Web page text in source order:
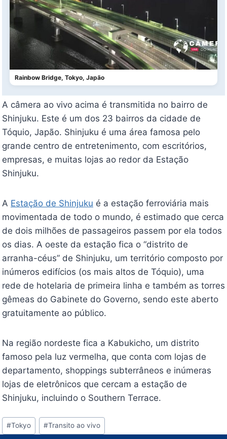
Rainbow Bridge, Tokyo, Japão
A câmera ao vivo acima é transmitida no bairro de
Shinjuku. Este é um dos 23 bairros da cidade de
Tóquio, Japão. Shinjuku é uma área famosa pelo
grande centro de entretenimento, com escritórios,
empresas, e muitas lojas ao redor da Estação
Shinjuku.
A Estação de Shinjuku é a estação ferroviária mais
movimentada de todo o mundo, é estimado que cerca
de dois milhões de passageiros passem por ela todos
os dias. A oeste da estação fica o “distrito de
arranha-céus” de Shinjuku, um território composto por
inúmeros edifícios (os mais altos de Tóquio), uma
rede de hotelaria de primeira linha e também as torres
gêmeas do Gabinete do Governo, sendo este aberto
gratuitamente ao público.
Na região nordeste fica a Kabukicho, um distrito
famoso pela luz vermelha, que conta com lojas de
departamento, shoppings subterrâneos e inúmeras
lojas de eletrônicos que cercam a estação de
Shinjuku, incluindo o Southern Terrace.
Tags
do
#Tokyo #Transito ao vivo